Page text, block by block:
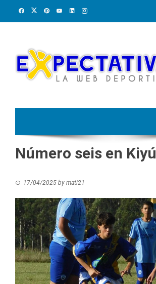
Número seis en Kiyú
17/04/2025 by mati21